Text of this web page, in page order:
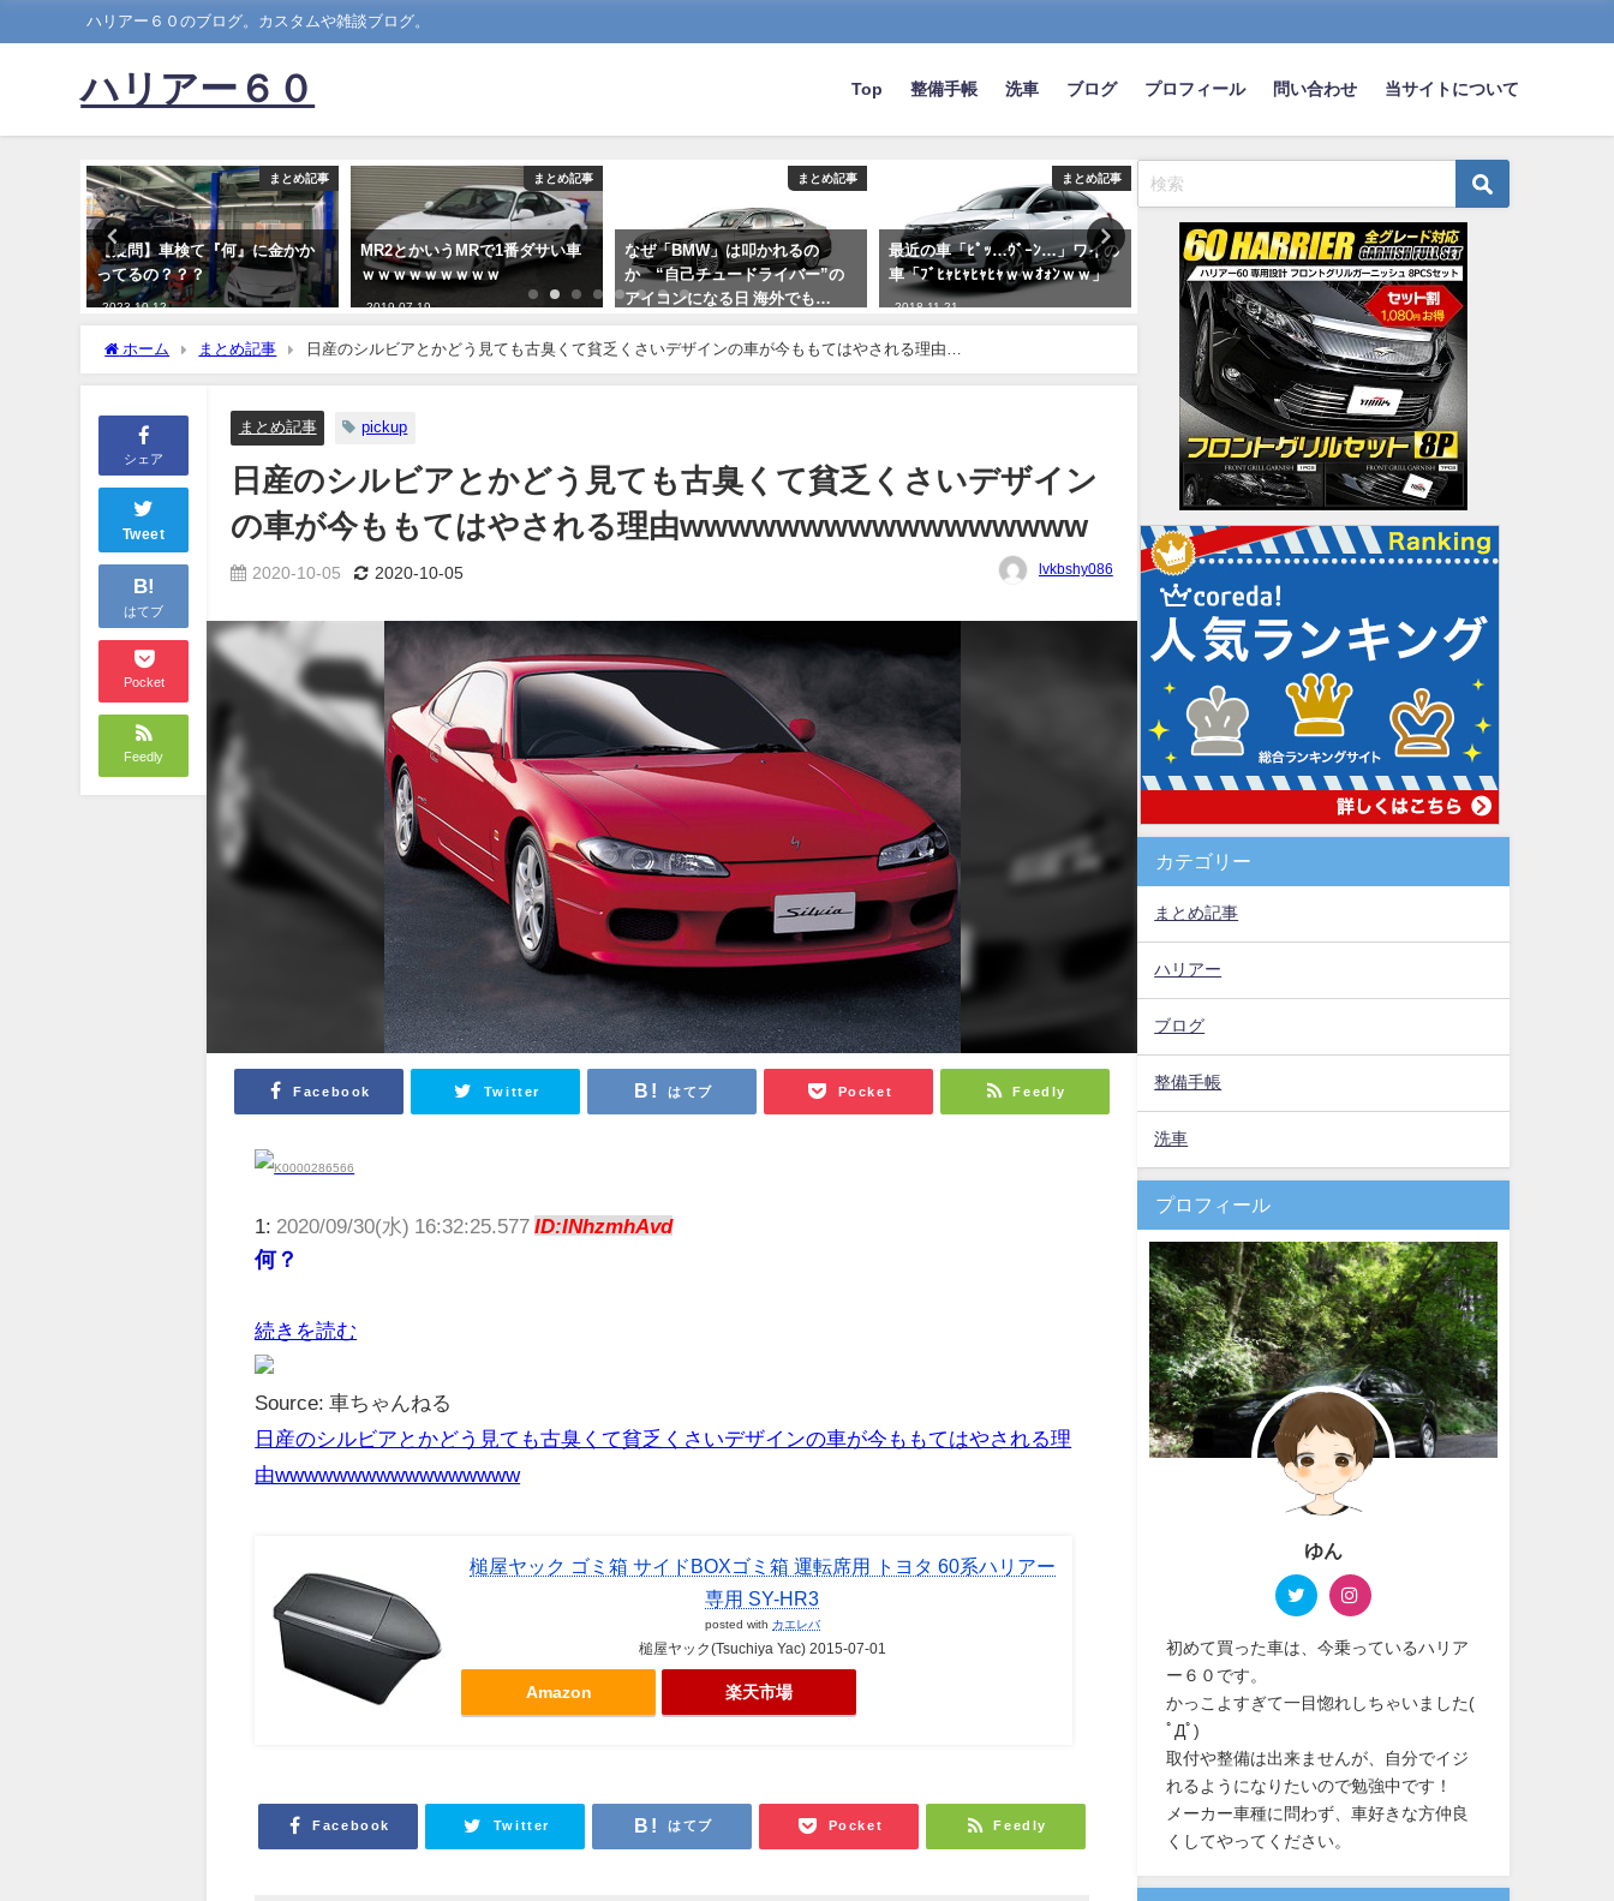
ハリアー６０のブログ。カスタムや雑談ブログ。
ハリアー６０ Top 整備手帳 洗車 ブログ プロフィール 問い合わせ 当サイトについて
まとめ記事
【疑問】車検て『何』に金かか
ってるの？？？
2023-10-12
まとめ記事
MR2とかいうMRで1番ダサい車
ｗｗｗｗｗｗｗｗｗ
2019-07-19
まとめ記事
なぜ「BMW」は叩かれるの
か “自己チュードライバー”の
アイコンになる日 海外でも…
まとめ記事
最近の車「ﾋﾟｯ…ｳﾞｰﾝ…」ワイの
車「ﾌﾞﾋｬﾋｬﾋｬﾋｬｗｗｵｫﾝｗｗ」
2018-11-21
【郎報】ワイ長距離トラック運
転手、夜食を食うｗｗｗ
2020-08-01
ドライブデートで彼女がこ
モノを車内に置いて帰った
うする？？？
wwwwwwwwwwwww
2021-05-13
ホーム まとめ記事
日産のシルビアとかどう見ても古臭くて貧乏くさいデザインの車が今ももてはやされる理由
wwwwwwwwwwwwwwwww
シェア
Tweet
B!
はてブ
Pocket
Feedly
まとめ記事 pickup
日産のシルビアとかどう見ても古臭くて貧乏くさいデザイン
の車が今ももてはやされる理由wwwwwwwwwwwwwwwww
2020-10-05 2020-10-05 lvkbshy086
Facebook Twitter はてブ Pocket Feedly
1: 2020/09/30(水) 16:32:25.577ID:INhzmhAvd
何？
続きを読む
Source: 車ちゃんねる
日産のシルビアとかどう見ても古臭くて貧乏くさいデザインの車が今ももてはやされる理
由wwwwwwwwwwwwwwwww
槌屋ヤック ゴミ箱 サイドBOXゴミ箱 運転席用 トヨタ 60系ハリアー
専用 SY-HR3
posted with カエレバ
槌屋ヤック(Tsuchiya Yac) 2015-07-01
Amazon 楽天市場
Facebook Twitter はてブ Pocket Feedly
カテゴリー
まとめ記事
ハリアー
ブログ
整備手帳
洗車
プロフィール
ゆん
初めて買った車は、今乗っているハリア
ー６０です。
かっこよすぎて一目惚れしちゃいました(
ﾟДﾟ)
取付や整備は出来ませんが、自分でイジ
れるようになりたいので勉強中です！
メーカー車種に問わず、車好きな方仲良
くしてやってください。